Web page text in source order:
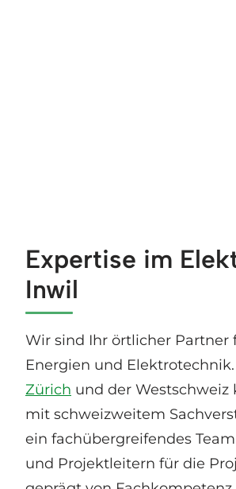
Expertise im
Inwil
Wir sind Ihr örtlicher
Energien und
Zürich und der
mit schweizweitem
ein fachübergreifendes
und Projektleitern für die